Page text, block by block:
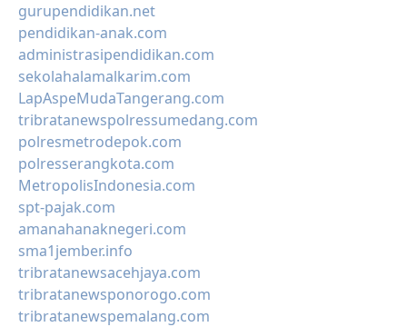
gurupendidikan.net
pendidikan-anak.com
administrasipendidikan.com
sekolahalamalkarim.com
LapAspeMudaTangerang.com
tribratanewspolressumedang.com
polresmetrodepok.com
polresserangkota.com
MetropolisIndonesia.com
spt-pajak.com
amanahanaknegeri.com
sma1jember.info
tribratanewsacehjaya.com
tribratanewsponorogo.com
tribratanewspemalang.com